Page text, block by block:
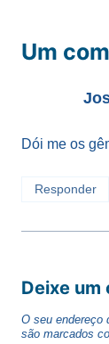
Um
Dói me os
Responder
Deixe um
O seu endereço
são marcados